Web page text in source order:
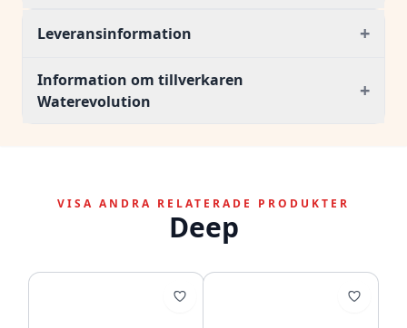
Leveransinformation +
Information om tillverkaren
Waterevolution
+
VISA ANDRA RELATERADE PRODUKTER
Deep